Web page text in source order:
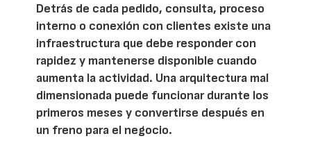
Detrás de cada pedido, consulta, proceso
interno o conexión con clientes existe una
infraestructura que debe responder con
rapidez y mantenerse disponible cuando
aumenta la actividad. Una arquitectura mal
dimensionada puede funcionar durante los
primeros meses y convertirse después en
un freno para el negocio.